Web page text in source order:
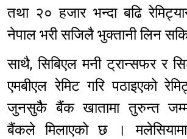
तथा २० हजार भन्दा बढि
नेपाल भरी सजिलै भुक्तानी लिन
साथै, सिबिएल मनी ट्रान्सफर र
एमबीएल रेमिट गरि पठाइएको
जुनसुकैै बैंक खातामा तुरुन्त
बैंकले मिलाएको छ ।